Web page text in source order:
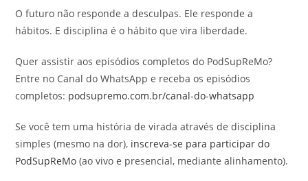
O futuro não responde a desculpas. Ele responde a
hábitos. E disciplina é o hábito que vira liberdade.
Quer assistir aos episódios completos do PodSupReMo?
Entre no Canal do WhatsApp e receba os episódios
completos: podsupremo.com.br/canal-do-whatsapp
Se você tem uma história de virada através de disciplina
simples (mesmo na dor), inscreva-se para participar do
PodSupReMo (ao vivo e presencial, mediante alinhamento).